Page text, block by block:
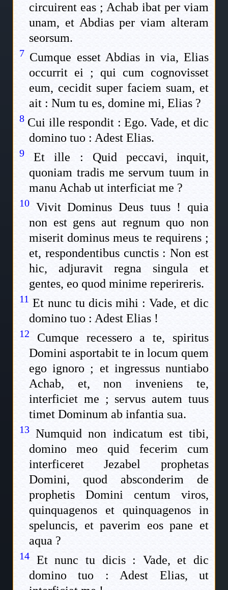
circuirent eas ; Achab ibat per viam
unam, et Abdias per viam alteram
seorsum.
7 Cumque esset Abdias in via, Elias
occurrit ei ; qui cum cognovisset
eum, cecidit super faciem suam, et
ait : Num tu es, domine mi, Elias ?
8 Cui ille respondit : Ego. Vade, et dic
domino tuo : Adest Elias.
9
Et ille : Quid peccavi, inquit,
quoniam tradis me servum tuum in
manu Achab ut interficiat me ?
10 Vivit Dominus Deus tuus ! quia
non est gens aut regnum quo non
miserit dominus meus te requirens ;
et, respondentibus cunctis : Non est
hic, adjuravit regna singula et
gentes, eo quod minime reperireris.
11 Et nunc tu dicis mihi : Vade, et dic
domino tuo : Adest Elias !
12
Cumque recessero a te, spiritus
Domini asportabit te in locum quem
ego ignoro ; et ingressus nuntiabo
Achab, et, non inveniens te,
interficiet me ; servus autem tuus
timet Dominum ab infantia sua.
13 Numquid non indicatum est tibi,
domino meo quid fecerim cum
interficeret Jezabel prophetas
Domini, quod absconderim de
prophetis Domini centum viros,
quinquagenos et quinquagenos in
speluncis, et paverim eos pane et
aqua ?
14
Et nunc tu dicis : Vade, et dic
domino tuo : Adest Elias, ut